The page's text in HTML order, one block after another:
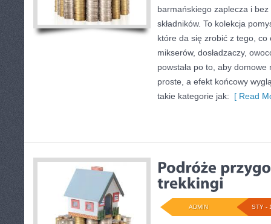
barmańskiego zaplecza i
składników. To kolekcja
które da się zrobić z tego,
mikserów, dosładzaczy,
powstała po to, aby domowe
proste, a efekt końcowy
takie kategorie jak: [ Read
STY -
ADMIN